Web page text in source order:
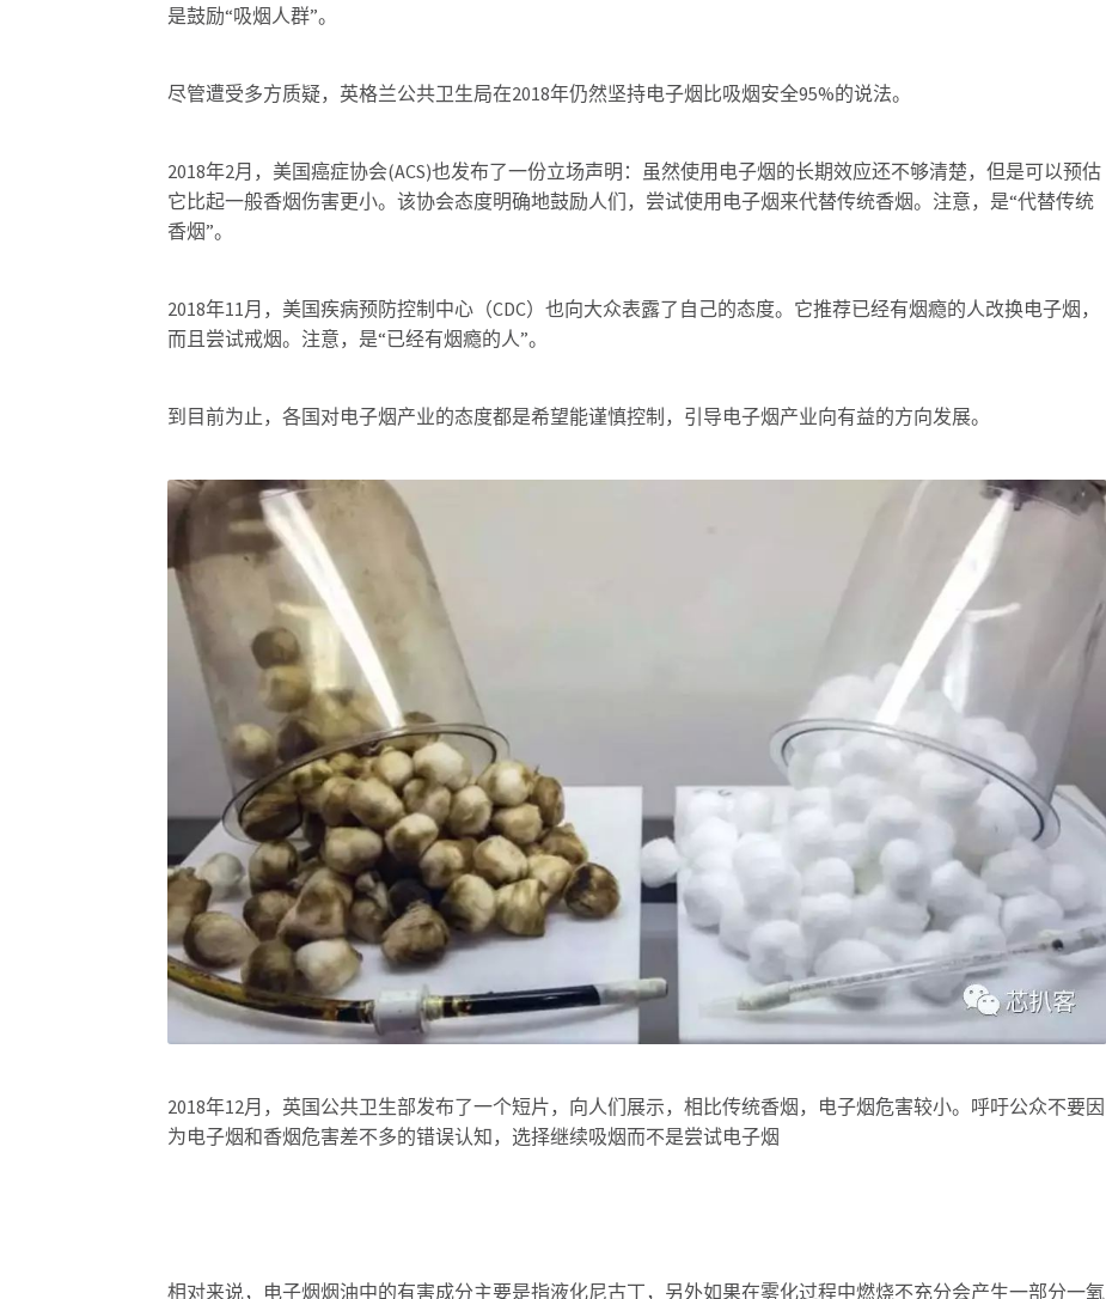
是鼓励“吸烟人群”。
尽管遭受多方质疑，英格兰公共卫生局在2018年仍然坚持电子烟比吸烟安全95%的说法。
2018年2月，美国癌症协会(ACS)也发布了一份立场声明：虽然使用电子烟的长期效应还不够清楚，但是可以预估
它比起一般香烟伤害更小。该协会态度明确地鼓励人们，尝试使用电子烟来代替传统香烟。注意，是“代替传统
香烟”。
2018年11月，美国疾病预防控制中心（CDC）也向大众表露了自己的态度。它推荐已经有烟瘾的人改换电子烟，
而且尝试戒烟。注意，是“已经有烟瘾的人”。
到目前为止，各国对电子烟产业的态度都是希望能谨慎控制，引导电子烟产业向有益的方向发展。
2018年12月，英国公共卫生部发布了一个短片，向人们展示，相比传统香烟，电子烟危害较小。呼吁公众不要因
为电子烟和香烟危害差不多的错误认知，选择继续吸烟而不是尝试电子烟
相对来说，电子烟烟油中的有害成分主要是指液化尼古丁，另外如果在雾化过程中燃烧不充分会产生一部分一氧